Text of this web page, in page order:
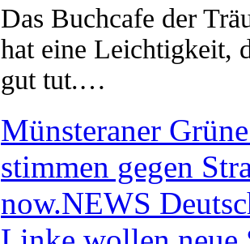
Das Buchcafe der
hat eine Leichtigkeit,
gut tut.…
Münsteraner
stimmen gegen
now.NEWS